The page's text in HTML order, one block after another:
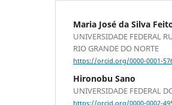
Maria José da Silva
UNIVERSIDADE FEDERAL
RIO GRANDE DO NORTE
https://orcid.org/0000-0001-
Hironobu Sano
UNIVERSIDADE FEDERAL